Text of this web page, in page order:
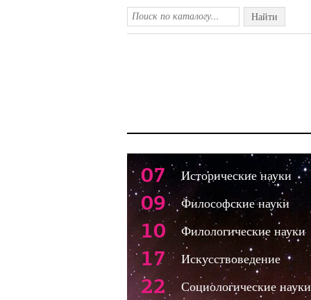
Найти
07 Исторические науки
09 Философские науки
10 Филологические науки
17 Искусствоведение
22 Социологические науки